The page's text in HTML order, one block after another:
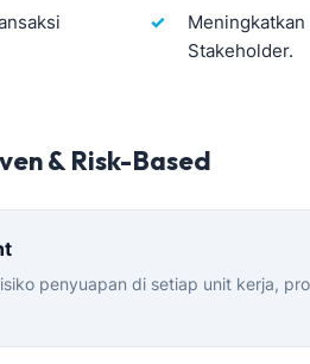
Stakeholder.
& Risk-Based
penyuapan di setiap unit kerja,